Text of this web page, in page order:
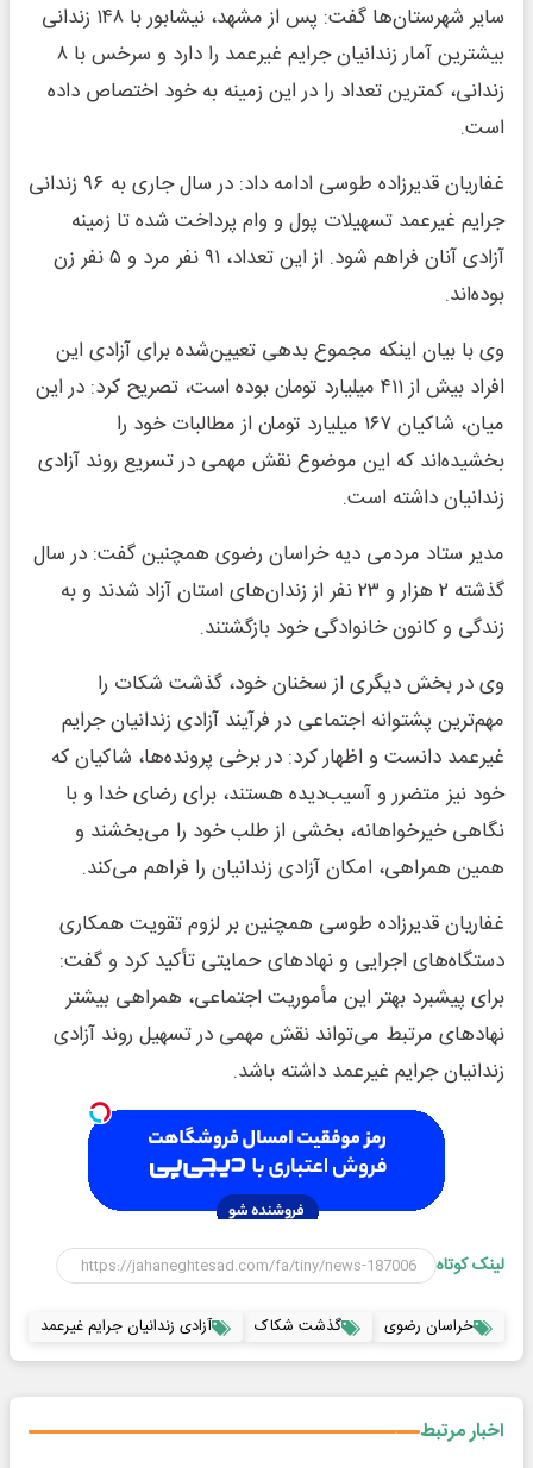
سایر شهرستان‌ها گفت: پس از مشهد، نیشابور با ۱۴۸ زندانی
بیشترین آمار زندانیان جرایم غیرعمد را دارد و سرخس با ۸
زندانی، کمترین تعداد را در این زمینه به خود اختصاص داده
است.
غفاریان قدیرزاده طوسی ادامه داد: در سال جاری به ۹۶ زندانی
جرایم غیرعمد تسهیلات پول و وام پرداخت شده تا زمینه
آزادی آنان فراهم شود. از این تعداد، ۹۱ نفر مرد و ۵ نفر زن
بوده‌اند.
وی با بیان اینکه مجموع بدهی تعیین‌شده برای آزادی این
افراد بیش از ۴۱۱ میلیارد تومان بوده است، تصریح کرد: در این
میان، شاکیان ۱۶۷ میلیارد تومان از مطالبات خود را
بخشیده‌اند که این موضوع نقش مهمی در تسریع روند آزادی
زندانیان داشته است.
مدیر ستاد مردمی دیه خراسان رضوی همچنین گفت: در سال
گذشته ۲ هزار و ۲۳ نفر از زندان‌های استان آزاد شدند و به
زندگی و کانون خانوادگی خود بازگشتند.
وی در بخش دیگری از سخنان خود، گذشت شکات را
مهم‌ترین پشتوانه اجتماعی در فرآیند آزادی زندانیان جرایم
غیرعمد دانست و اظهار کرد: در برخی پرونده‌ها، شاکیان که
خود نیز متضرر و آسیب‌دیده هستند، برای رضای خدا و با
نگاهی خیرخواهانه، بخشی از طلب خود را می‌بخشند و
همین همراهی، امکان آزادی زندانیان را فراهم می‌کند.
غفاریان قدیرزاده طوسی همچنین بر لزوم تقویت همکاری
دستگاه‌های اجرایی و نهادهای حمایتی تأکید کرد و گفت:
برای پیشبرد بهتر این مأموریت اجتماعی، همراهی بیشتر
نهادهای مرتبط می‌تواند نقش مهمی در تسهیل روند آزادی
زندانیان جرایم غیرعمد داشته باشد.
لینک کوتاه
خراسان رضوی گذشت شکاک آزادی زندانیان جرایم غیرعمد
اخبار مرتبط